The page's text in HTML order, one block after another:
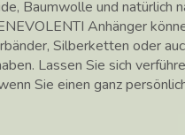
Baumwolle und natürlich
Anhänger
Silberketten oder
Lassen Sie sich
Sie einen ganz